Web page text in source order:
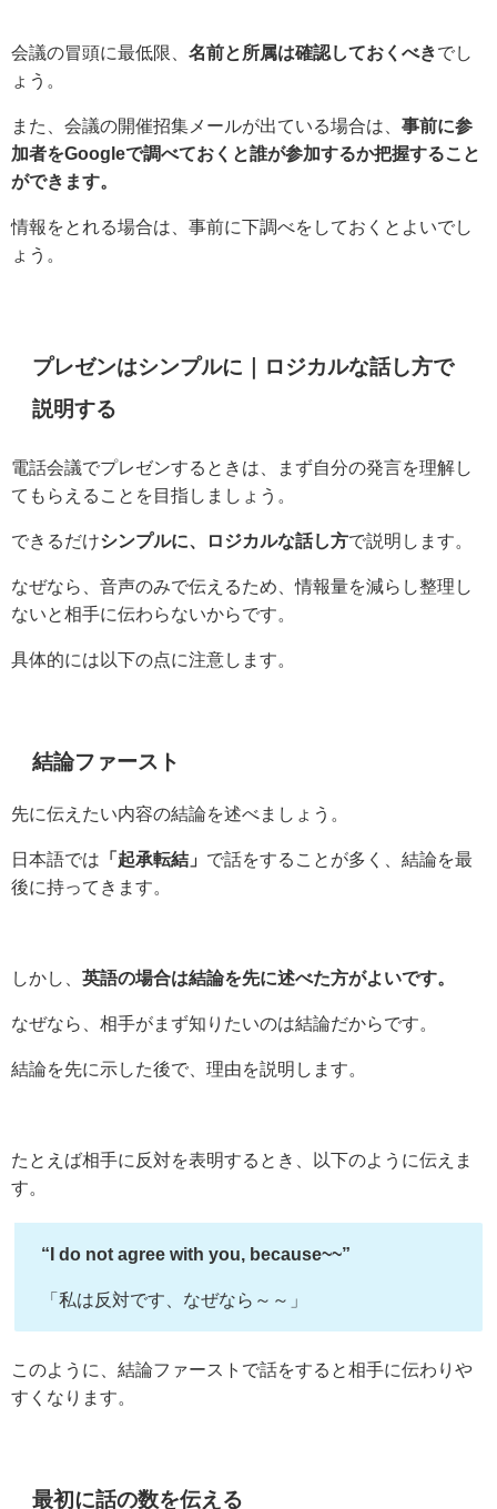
会議の冒頭に最低限、 名前と所属は確認しておくべきでし
ょう。
また、会議の開催招集メールが出ている場合は、 事前に参
加者をGoogleで調べておくと誰が参加するか把握すること
ができます。
情報をとれる場合は、事前に下調べをしておくとよいでし
ょう。
プレゼンはシンプルに｜ロジカルな話し方で
説明する
電話会議でプレゼンするときは、まず自分の発言を理解し
てもらえることを目指しましょう。
できるだけシンプルに、ロジカルな話し方で説明します。
なぜなら、音声のみで伝えるため、情報量を減らし整理し
ないと相手に伝わらないからです。
具体的には以下の点に注意します。
結論ファースト
先に伝えたい内容の結論を述べましょう。
日本語では 「起承転結」 で話をすることが多く、結論を最
後に持ってきます。
しかし、 英語の場合は結論を先に述べた方がよいです。
なぜなら、相手がまず知りたいのは結論だからです。
結論を先に示した後で、理由を説明します。
たとえば相手に反対を表明するとき、以下のように伝えま
す。
“I do not agree with you, because~~”
「私は反対です、なぜなら～～」
このように、結論ファーストで話をすると相手に伝わりや
すくなります。
最初に話の数を伝える